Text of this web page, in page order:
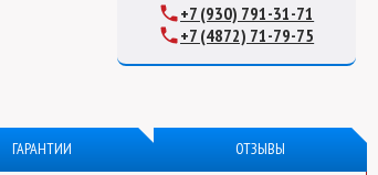
+7 (930) 791-31-71
+7 (4872) 71-79-75
ГАРАНТИИ ОТЗЫВЫ